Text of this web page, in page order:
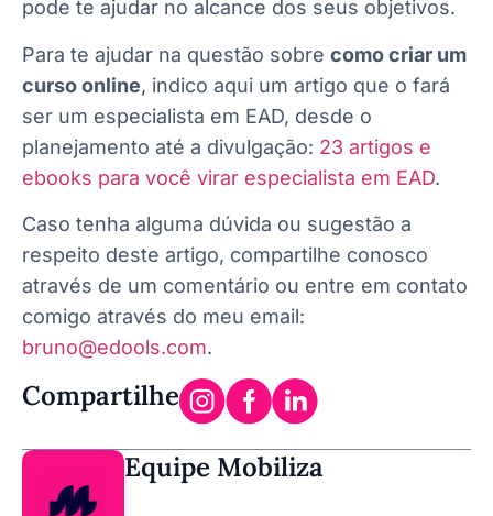
pode te ajudar no alcance dos seus objetivos.
Para te ajudar na questão sobre como criar um
curso online, indico aqui um artigo que o fará
ser um especialista em EAD, desde o
planejamento até a divulgação: 23 artigos e
ebooks para você virar especialista em EAD.
Caso tenha alguma dúvida ou sugestão a
respeito deste artigo, compartilhe conosco
através de um comentário ou entre em contato
comigo através do meu email:
bruno@edools.com.
Compartilhe
Equipe Mobiliza